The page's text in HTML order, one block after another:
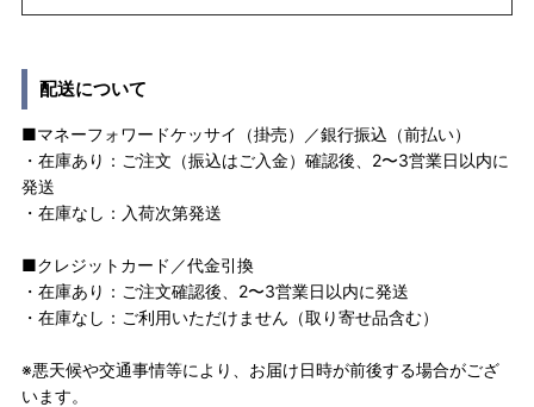
配送について
■マネーフォワードケッサイ（掛売）／銀行振込（前払い）
・在庫あり：ご注文（振込はご入金）確認後、2〜3営業日以内に
発送
・在庫なし：入荷次第発送
■クレジットカード／代金引換
・在庫あり：ご注文確認後、2〜3営業日以内に発送
・在庫なし：ご利用いただけません（取り寄せ品含む）
※悪天候や交通事情等により、お届け日時が前後する場合がござ
います。